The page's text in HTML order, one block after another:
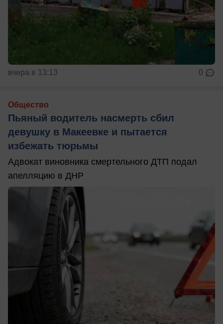
вчера в 13:13 0
Общество
Пьяный водитель насмерть сбил
девушку в Макеевке и пытается
избежать тюрьмы
Адвокат виновника смертельного ДТП подал
апелляцию в ДНР